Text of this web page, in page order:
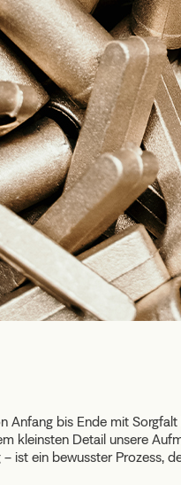
Anfang bis Ende mit
kleinsten Detail unsere
ein bewusster Prozess,